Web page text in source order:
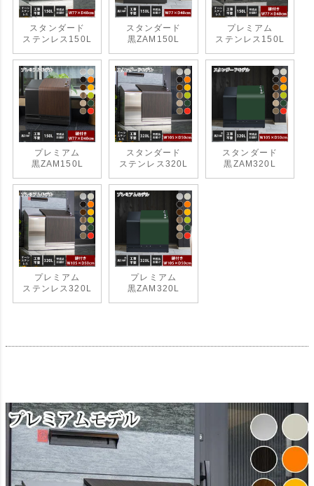
スタンダード
ステンレス150L
スタンダード
黒ZAM150L
プレミアム
ステンレス150L
プレミアム
黒ZAM150L
スタンダード
ステンレス320L
スタンダード
黒ZAM320L
プレミアム
ステンレス320L
プレミアム
黒ZAM320L